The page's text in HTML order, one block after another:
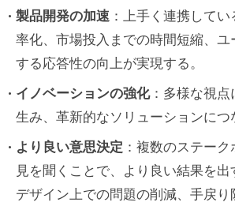
デザインシステムで連携を
法
組織内のデザインシステム
デザインプロセスの様々な
研究・発見
デザインとプロトタイプ段
製品開発の加速 ：上手く連携して
率化、市場投入までの時間短縮、
する応答性の向上が実現する。
イノベーションの強化：多様な視点
生み、革新的なソリューションにつ
より良い意思決定 ：複数のステー
見を聞くことで、より良い結果を出
デザイン上での問題の削減、手戻り